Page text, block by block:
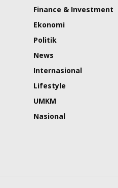
Finance & Investment
Ekonomi
Politik
News
Internasional
Lifestyle
UMKM
Nasional